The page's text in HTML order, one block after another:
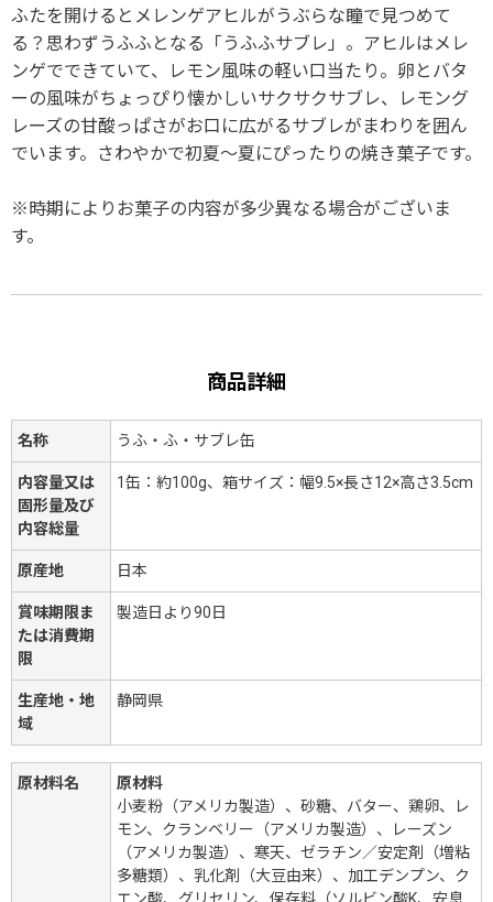
ふたを開けるとメレンゲアヒルがうぶらな瞳で見つめて
る？思わずうふふとなる「うふふサブレ」。アヒルはメレ
ンゲでできていて、レモン風味の軽い口当たり。卵とバタ
ーの風味がちょっぴり懐かしいサクサクサブレ、レモング
レーズの甘酸っぱさがお口に広がるサブレがまわりを囲ん
でいます。さわやかで初夏～夏にぴったりの焼き菓子です。
※時期によりお菓子の内容が多少異なる場合がございま
す。
商品詳細
名称 うふ・ふ・サブレ缶
内容量又は
固形量及び
内容総量
1缶：約100g、箱サイズ：幅9.5×長さ12×高さ3.5cm
原産地 日本
賞味期限ま
たは消費期
限
製造日より90日
生産地・地
域
静岡県
原材料名
原材料
小麦粉（アメリカ製造）、砂糖、バター、鶏卵、レ
モン、クランベリー（アメリカ製造）、レーズン
（アメリカ製造）、寒天、ゼラチン／安定剤（増粘
多糖類）、乳化剤（大豆由来）、加工デンプン、ク
エン酸、グリセリン、保存料（ソルビン酸K、安息